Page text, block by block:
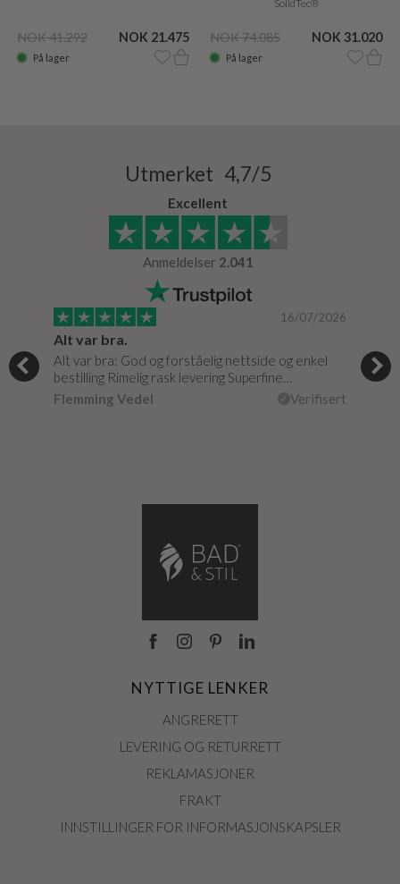
NOK 41.292 NOK 21.475
På lager
SolidTec®
NOK 74.085 NOK 31.020
På lager
Utmerket 4,7/5
Excellent
Anmeldelser 2.041
16/07/2026
Alt var bra.
Alt var bra: God og forståelig nettside og enkel
bestilling Rimelig rask levering Superfine…
Flemming Vedel
Verifisert
Jeg
fikk
NYTTIGE LENKER
ANGRERETT
LEVERING OG RETURRETT
REKLAMASJONER
FRAKT
INNSTILLINGER FOR INFORMASJONSKAPSLER